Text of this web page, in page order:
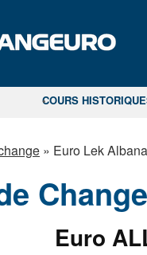
COURS
» Euro Lek
Euro